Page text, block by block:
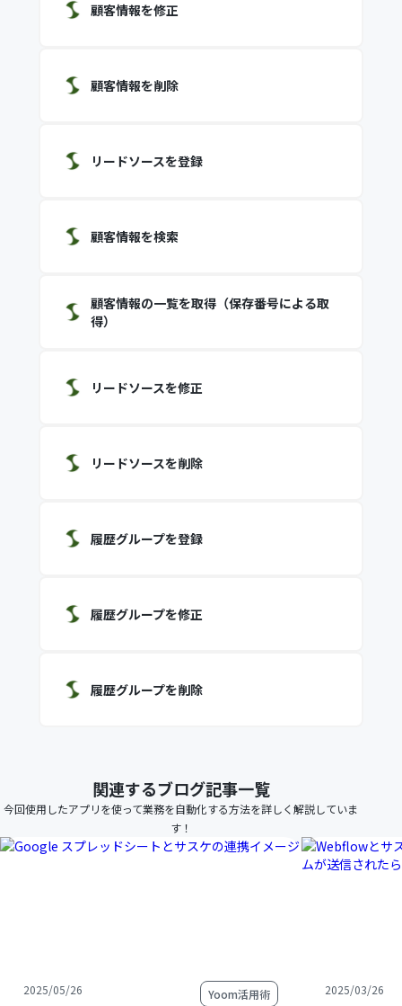
顧客情報を修正
顧客情報を削除
リードソースを登録
顧客情報を検索
顧客情報の一覧を取得（保存番号による取
得）
リードソースを修正
リードソースを削除
履歴グループを登録
履歴グループを修正
履歴グループを削除
関連するブログ記事一覧
今回使用したアプリを使って業務を自動化する方法を詳しく解説していま
す！
2025/05/26 Yoom活用術 2025/03/26